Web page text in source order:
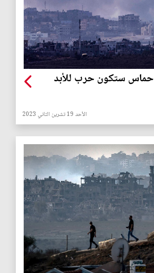
ستكون حرب للأبد
الأحد 19 تشرين الثاني 2023